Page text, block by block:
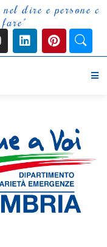
nel dire e persone c
fare"